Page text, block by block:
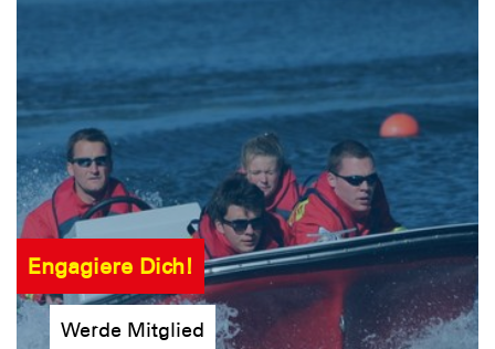
Engagiere Dich!
Werde Mitglied